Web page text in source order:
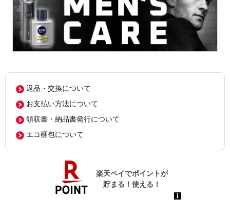
返品・交換について
お支払い方法について
領収書・納品書発行について
エコ梱包について